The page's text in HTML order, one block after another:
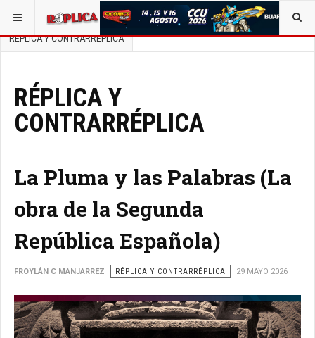
ESTÁ AQUÍ: BUSCAR UN ARTÍCULO EN POLÍTICA
RÉPLICA Y CONTRARRÉPLICA
RÉPLICA Y
CONTRARRÉPLICA
La Pluma y las Palabras (La
obra de la Segunda
República Española)
FROYLÁN C MANJARREZ RÉPLICA Y CONTRARRÉPLICA 29 MAYO 2026